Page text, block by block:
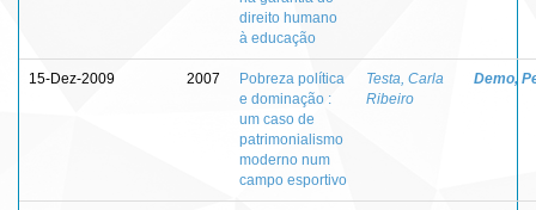
direito humano
à educação
15-Dez-2009 2007
Pobreza política
e dominação :
um caso de
patrimonialismo
moderno num
campo esportivo
Testa, Carla
Ribeiro
Demo,